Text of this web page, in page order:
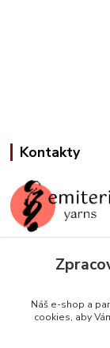
Kontakty
Jana
+420
Náš e-shop a
cookies, aby